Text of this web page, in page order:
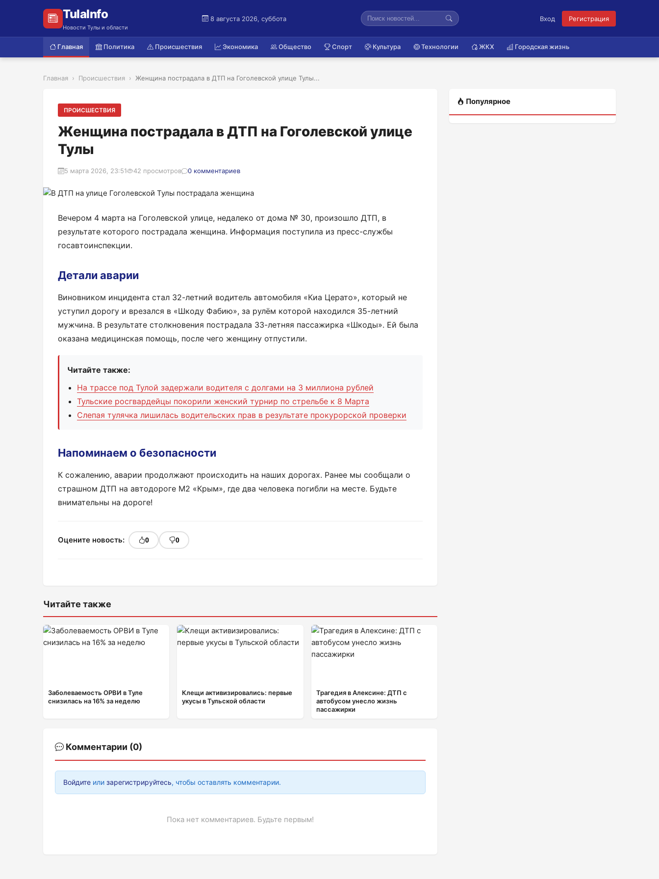
TulaInfo
Новости Тулы и области
8 августа 2026, суббота Вход Регистрация
Главная Политика Происшествия Экономика Общество Спорт Культура Технологии ЖКХ Городская жизнь
Главная Происшествия Женщина пострадала в ДТП на Гоголевской улице Тулы...
ПРОИСШЕСТВИЯ
Женщина пострадала в ДТП на Гоголевской улице
Тулы
5 марта 2026, 23:51 42 просмотров 0 комментариев
Вечером 4 марта на Гоголевской улице, недалеко от дома № 30, произошло ДТП, в
результате которого пострадала женщина. Информация поступила из пресс-службы
госавтоинспекции.
Детали аварии
Виновником инцидента стал 32-летний водитель автомобиля «Киа Церато», который не
уступил дорогу и врезался в «Шкоду Фабию», за рулём которой находился 35-летний
мужчина. В результате столкновения пострадала 33-летняя пассажирка «Шкоды». Ей была
оказана медицинская помощь, после чего женщину отпустили.
Читайте также:
На трассе под Тулой задержали водителя с долгами на 3 миллиона рублей
Тульские росгвардейцы покорили женский турнир по стрельбе к 8 Марта
Слепая тулячка лишилась водительских прав в результате прокурорской проверки
Напоминаем о безопасности
К сожалению, аварии продолжают происходить на наших дорогах. Ранее мы сообщали о
страшном ДТП на автодороге М2 «Крым», где два человека погибли на месте. Будьте
внимательны на дороге!
Оцените новость: 0 0
Читайте также
Заболеваемость ОРВИ в Туле
снизилась на 16% за неделю
Клещи активизировались: первые
укусы в Тульской области
Трагедия в Алексине: ДТП с
автобусом унесло жизнь
пассажирки
Комментарии (0)
Войдите или зарегистрируйтесь, чтобы оставлять комментарии.
Пока нет комментариев. Будьте первым!
Популярное